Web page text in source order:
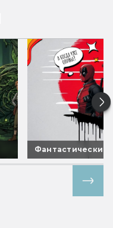
Фантастические